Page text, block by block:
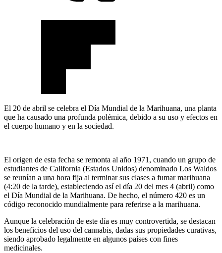
El 20 de abril se celebra el Día Mundial de la Marihuana, una planta
que ha causado una profunda polémica, debido a su uso y efectos en
el cuerpo humano y en la sociedad.
El origen de esta fecha se remonta al año 1971, cuando un grupo de
estudiantes de California (Estados Unidos) denominado Los Waldos
se reunían a una hora fija al terminar sus clases a fumar marihuana
(4:20 de la tarde), estableciendo así el día 20 del mes 4 (abril) como
el Día Mundial de la Marihuana. De hecho, el número 420 es un
código reconocido mundialmente para referirse a la marihuana.
Aunque la celebración de este día es muy controvertida, se destacan
los beneficios del uso del cannabis, dadas sus propiedades curativas,
siendo aprobado legalmente en algunos países con fines
medicinales.